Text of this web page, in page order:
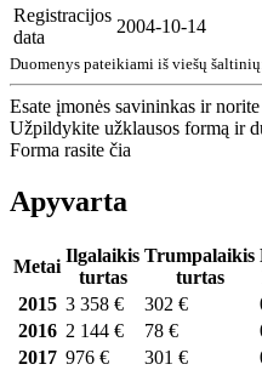
Registracijos
data
2004-10-14
Duomenys pateikiami iš viešų
Esate įmonės savininkas ir
Užpildykite užklausos formą ir
Forma rasite čia
Apyvarta
Metai
Ilgalaikis
turtas
Trumpalaikis
turtas
2015 3 358 € 302 €
2016 2 144 € 78 €
2017 976 € 301 €